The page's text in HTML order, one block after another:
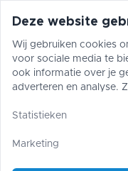
Pokémon
Pokémon
Pitch Black
Deze website
Wij gebruiken cookies
voor sociale media te
ook informatie over je
adverteren en analyse.
gebruik van hun diensten.
Statistieken
Marketing